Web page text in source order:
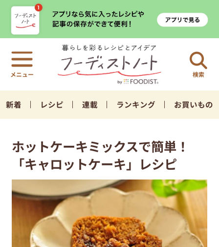
検索
新着 レシピ 連載 ランキング お買いもの
ホットケーキミックスで簡単！
「キャロットケーキ」レシピ